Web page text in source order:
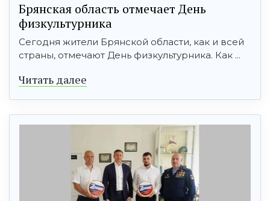
Брянская область отмечает День
физкультурника
Сегодня жители Брянской области, как и всей
страны, отмечают День физкультурника. Как ...
Читать далее